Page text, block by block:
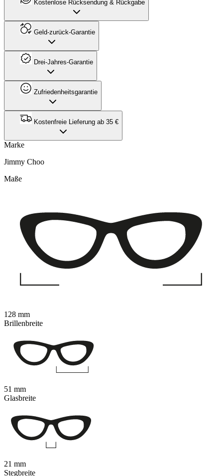
Kostenlose Rücksendung & Rückgabe
Geld-zurück-Garantie
Drei-Jahres-Garantie
Zufriedenheitsgarantie
Kostenfreie Lieferung ab 35 €
Marke
Jimmy Choo
Maße
128 mm
Brillenbreite
51 mm
Glasbreite
21 mm
Stegbreite